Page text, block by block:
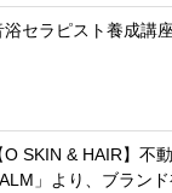
浴セラピスト養成講
O SKIN & HAIR】不
」より、ブラン